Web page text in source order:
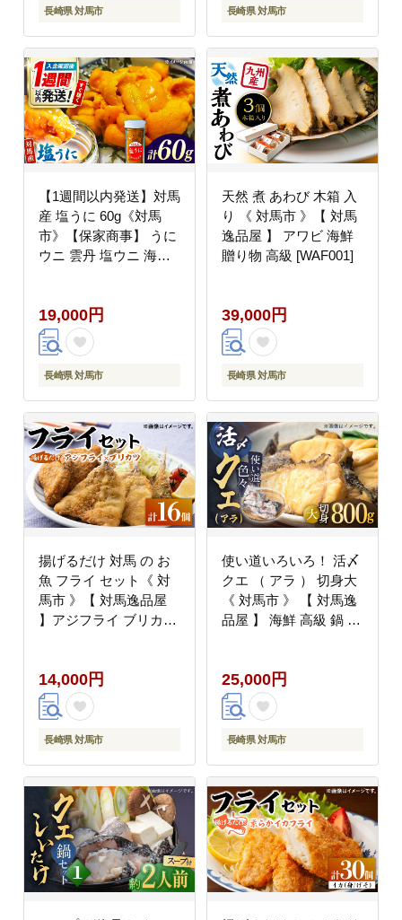
長崎県 対馬市 長崎県 対馬市
【1週間以内発送】対馬
産 塩うに 60g《対馬
市》【保家商事】 うに
ウニ 雲丹 塩ウニ 海鮮
発送
19,000円
長崎県 対馬市
天然 煮 あわび 木箱 入
り 《 対馬市 》【 対馬
逸品屋 】 アワビ 海鮮
贈り物 高級 [WAF001]
39,000円
長崎県 対馬市
揚げるだけ 対馬 の お
魚 フライ セット《 対
馬市 》【 対馬逸品屋
】アジフライ ブリカツ
[WAF003]
14,000円
長崎県 対馬市
使い道いろいろ！ 活〆
クエ （ アラ ） 切身大
《 対馬市 》 【 対馬逸
品屋 】 海鮮 高級 鍋 お
25,000円
長崎県 対馬市